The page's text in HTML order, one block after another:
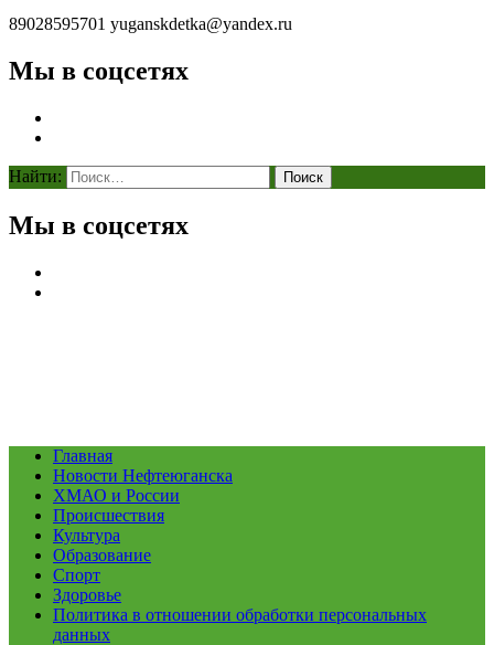
89028595701 yuganskdetka@yandex.ru
Мы в соцсетях
Найти:
Мы в соцсетях
Главная
Новости Нефтеюганска
ХМАО и России
Происшествия
Культура
Образование
Спорт
Здоровье
Политика в отношении обработки персональных
данных